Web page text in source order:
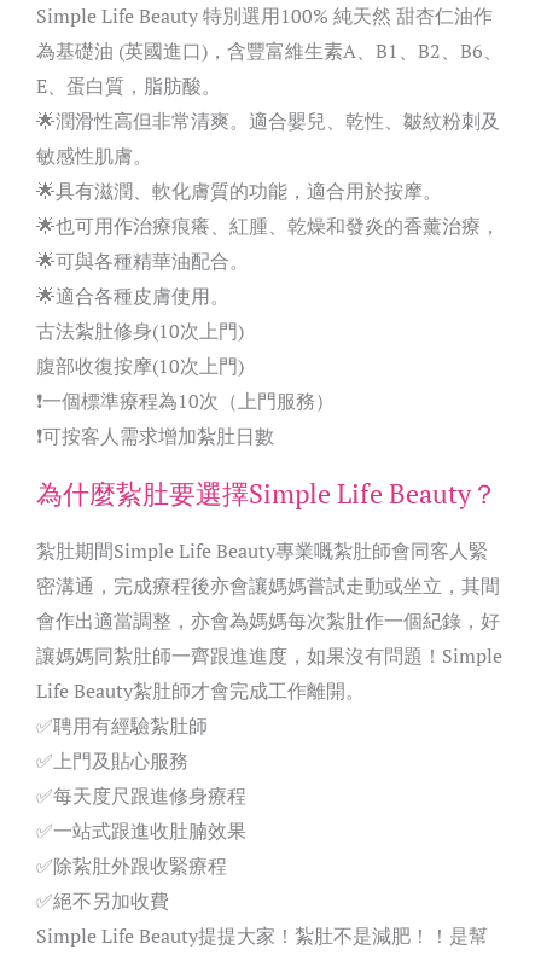
Simple Life Beauty 特別選用100% 純天然 甜杏仁油作
為基礎油 (英國進口)，含豐富維生素A、B1、B2、B6、
E、蛋白質，脂肪酸。
🌟潤滑性高但非常清爽。適合嬰兒、乾性、皺紋粉刺及
敏感性肌膚。
🌟具有滋潤、軟化膚質的功能，適合用於按摩。
🌟也可用作治療痕癢、紅腫、乾燥和發炎的香薰治療，
🌟可與各種精華油配合。
🌟適合各種皮膚使用。
古法紮肚修身(10次上門)
腹部收復按摩(10次上門)
❗一個標準療程為10次（上門服務）
❗可按客人需求增加紮肚日數
為什麼紥肚要選擇Simple Life Beauty？
紮肚期間Simple Life Beauty專業嘅紮肚師會同客人緊
密溝通，完成療程後亦會讓媽媽嘗試走動或坐立，其間
會作出適當調整，亦會為媽媽每次紮肚作一個紀錄，好
讓媽媽同紮肚師一齊跟進進度，如果沒有問題！Simple
Life Beauty紮肚師才會完成工作離開。
✅聘用有經驗紮肚師
✅上門及貼心服務
✅每天度尺跟進修身療程
✅一站式跟進收肚腩效果
✅除紥肚外跟收緊療程
✅絕不另加收費
Simple Life Beauty提提大家！紮肚不是減肥！！是幫